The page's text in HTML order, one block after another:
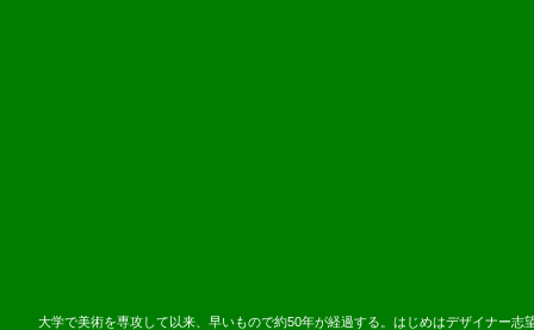
大学で美術を専攻して以来、早いもので約50年が経過する。はじめはデザイナー志